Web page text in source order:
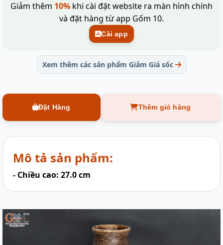
Giảm thêm 10% khi cài đặt website ra màn hình chính
và đặt hàng từ app Gốm 10.
Cài app
Xem thêm các sản phẩm Giảm Giá sốc
Đặt Hàng Thêm giỏ hàng
Mô tả sản phẩm:
- Chiều cao: 27.0 cm